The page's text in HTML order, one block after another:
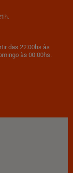
das 22:00hs às
às 00:00hs.